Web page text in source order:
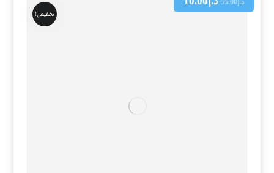
تخفيض!
د.إ55.00